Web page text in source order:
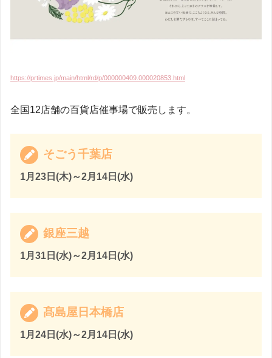
https://prtimes.jp/main/html/rd/p/000000409.000020853.html
全国12店舗の百貨店催事場で販売します。
そごう千葉店
1月23日(木)～2月14日(水)
銀座三越
1月31日(水)～2月14日(水)
髙島屋日本橋店
1月24日(水)～2月14日(水)